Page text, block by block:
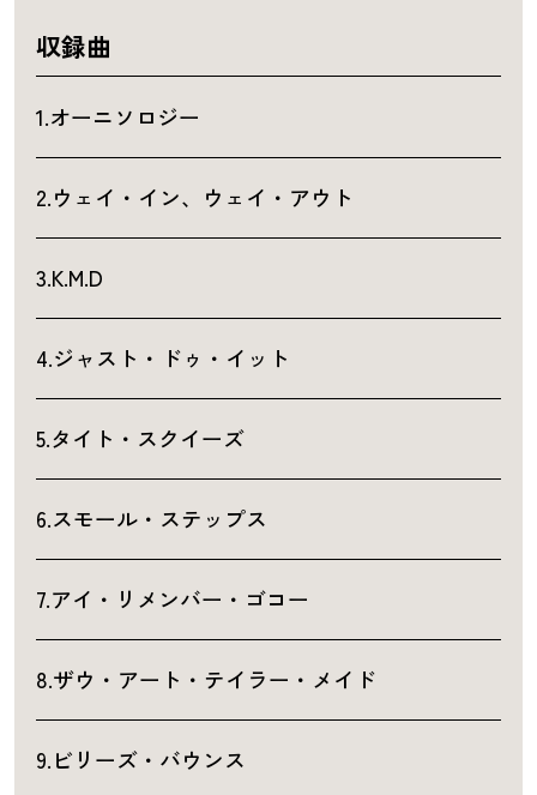
収録曲
1.オーニソロジー
2.ウェイ・イン、ウェイ・アウト
3.K.M.D
4.ジャスト・ドゥ・イット
5.タイト・スクイーズ
6.スモール・ステップス
7.アイ・リメンバー・ゴコー
8.ザウ・アート・テイラー・メイド
9.ビリーズ・バウンス